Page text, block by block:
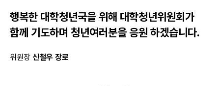
행복한 대학청년국을 위해 대학청년위원회가
함께 기도하며 청년여러분을 응원 하겠습니다.
위원장 신철우 장로